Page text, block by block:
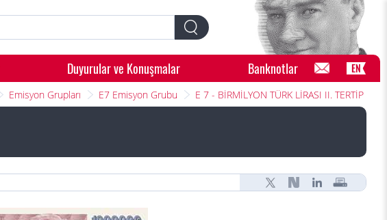
Duyurular ve Konuşmalar Banknotlar EN
Emisyon Grupları E7 Emisyon Grubu E 7 - BİRMİLYON TÜRK LİRASI II. TERTİP